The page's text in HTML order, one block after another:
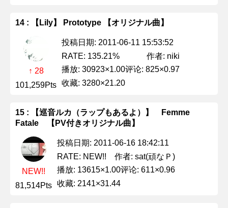
14 : 【Lily】 Prototype 【オリジナル曲】
↑ 28
101,259Pts
投稿日期: 2011-06-11 15:53:52
RATE: 135.21%
作者: niki
播放: 30923×1.00评论: 825×0.97
收藏: 3280×21.20
15 : 【巡音ルカ（ラップもあるよ）】 Femme
Fatale 【PV付きオリジナル曲】
NEW!!
81,514Pts
投稿日期: 2011-06-16 18:42:11
RATE: NEW!!
作者: sat(頑なＰ)
播放: 13615×1.00评论: 611×0.96
收藏: 2141×31.44